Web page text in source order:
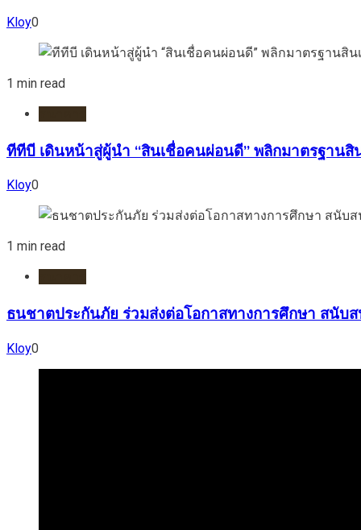
Kloy0
1 min read
ทีทีบี เดินหน้าสู่ผู้นำ “สินเชื่อคนผ่อนดี” พลิกมาตรฐาน
Kloy0
1 min read
ธนชาตประกันภัย ร่วมส่งต่อโอกาสทางการศึกษา สนับ
Kloy0